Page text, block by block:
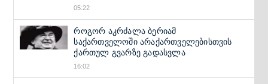
05:22
როგორ აკრძალა ბერიამ
საქართველოში არაქართველებისთვის
ქართულ გვარზე გადასვლა
16:02